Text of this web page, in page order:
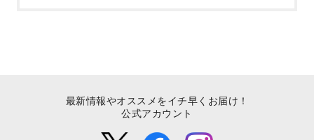
最新情報やオススメをイチ早くお届け！
公式アカウント